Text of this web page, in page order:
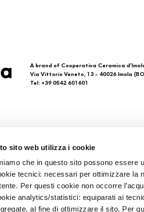
sito web utilizza i cookie
che in questo sito possono essere
tecnici: necessari per ottimizzare la
Per questi cookie non occorre
analytics/statistici: equiparati ai
al fine di ottimizzare il sito. Per
A brand of Cooperativa Ceramica
Via Vittorio Veneto, 13 - 40026 Imola
Tel: +39 0542 601601
Contacto
Puntos de venta